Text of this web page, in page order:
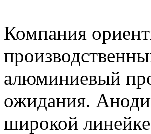
Компания
алюминиевый
ожидания.
широкой